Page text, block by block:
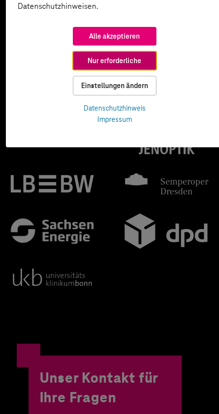
Datenschutzhinweisen.
Alle akzeptieren
Nur erforderliche
Einstellungen ändern
Datenschutzhinweis
Impressum
Unser Kontakt für
Ihre Fragen